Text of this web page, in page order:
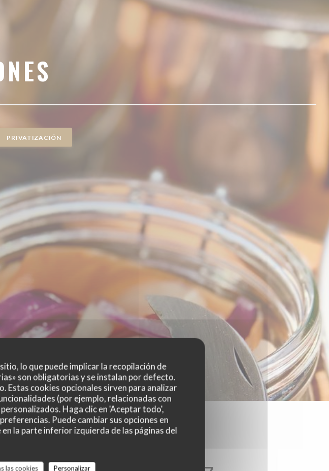
lo que puede implicar la recopilación de
son obligatorias y se instalan por defecto.
Estas cookies opcionales sirven para analizar
(por ejemplo, relacionadas con
Haga clic en 'Aceptar todo',
Puede cambiar sus opciones en
la parte inferior izquierda de las páginas del
las cookies
Personalizar
PRIVATIZACIÓN